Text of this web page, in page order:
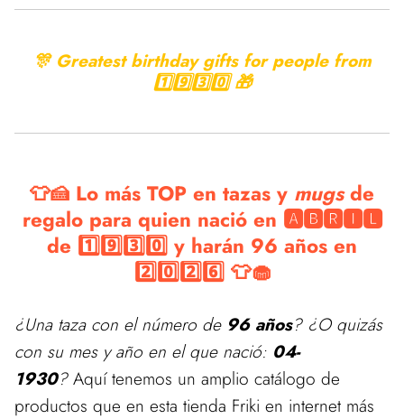
🎊 Greatest birthday gifts for people from
1️⃣9️⃣3️⃣0️⃣ 🎁
👕🍰 Lo más TOP en tazas y mugsde
regalo para quien nació en 🅰🅱🆁🅸🅻
de 1️⃣9️⃣3️⃣0️⃣ y harán 96 años en
2️⃣0️⃣2️⃣6️⃣ 👕🧁
¿Una taza con el número de 96 años? ¿O quizás
con su mes y año en el que nació: 04-
1930?Aquí tenemos un amplio catálogo de
productos que en esta tienda Friki en internet más